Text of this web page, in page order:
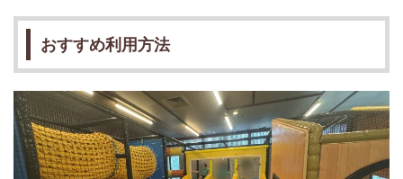
おすすめ利用方法